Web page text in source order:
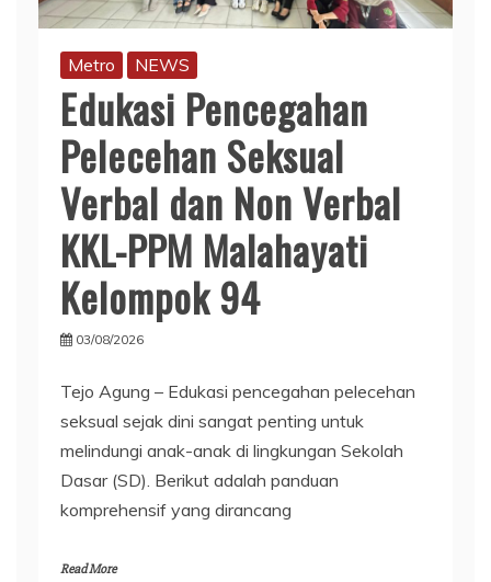
Metro NEWS
Edukasi Pencegahan
Pelecehan Seksual
Verbal dan Non Verbal
KKL-PPM Malahayati
Kelompok 94
03/08/2026
Tejo Agung – Edukasi pencegahan pelecehan
seksual sejak dini sangat penting untuk
melindungi anak-anak di lingkungan Sekolah
Dasar (SD). Berikut adalah panduan
komprehensif yang dirancang
Read More